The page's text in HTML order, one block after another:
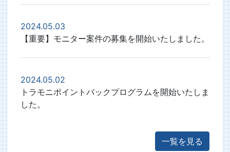
2024.05.03
【重要】モニター案件の募集を開始いたしました。
2024.05.02
トラモニポイントバックプログラムを開始いたしま
した。
一覧を見る